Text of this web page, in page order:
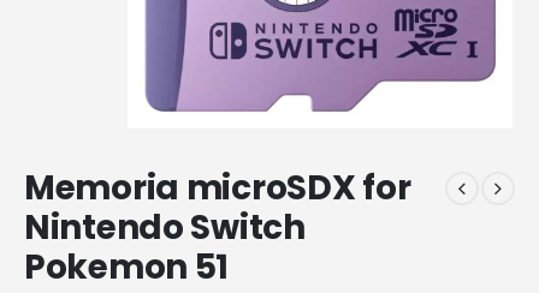
Memoria microSDX for
Nintendo Switch
Pokemon 51